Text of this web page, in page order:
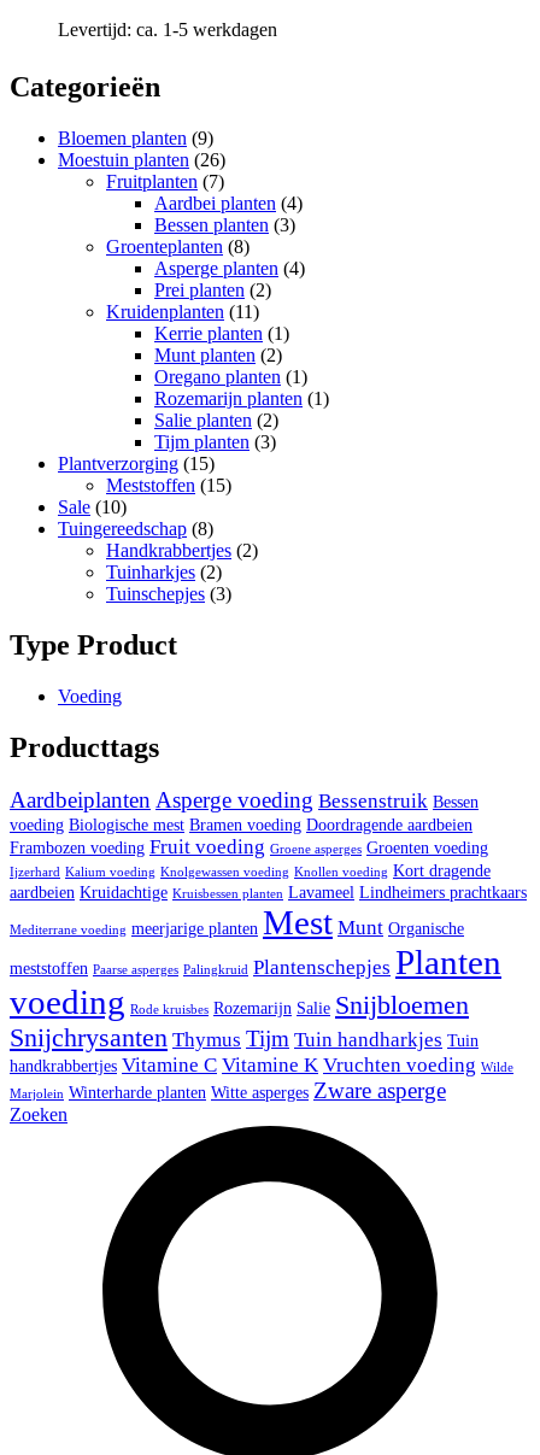
Levertijd: ca. 1-5 werkdagen
Categorieën
Bloemen planten (9)
Moestuin planten (26)
Fruitplanten (7)
Aardbei planten (4)
Bessen planten (3)
Groenteplanten (8)
Asperge planten (4)
Prei planten (2)
Kruidenplanten (11)
Kerrie planten (1)
Munt planten (2)
Oregano planten (1)
Rozemarijn planten (1)
Salie planten (2)
Tijm planten (3)
Plantverzorging (15)
Meststoffen (15)
Sale (10)
Tuingereedschap (8)
Handkrabbertjes (2)
Tuinharkjes (2)
Tuinschepjes (3)
Type Product
Voeding
Producttags
AardbeiplantenAsperge voeding Bessenstruik Bessen
voeding Biologische mest Bramen voeding Doordragende aardbeien
Frambozen voeding Fruit voeding Groene asperges Groenten voeding
Ijzerhard Kalium voeding Knolgewassen voeding Knollen voeding Kort dragende
aardbeien Kruidachtige Kruisbessen planten Lavameel Lindheimers prachtkaars
Mediterrane voeding meerjarige planten Mest Munt Organische
meststoffen Paarse asperges Palingkruid Plantenschepjes Planten
voeding Rode kruisbes Rozemarijn Salie Snijbloemen
Snijchrysanten Thymus Tijm Tuin handharkjes Tuin
handkrabbertjes Vitamine C Vitamine K Vruchten voeding Wilde
Marjolein Winterharde planten Witte asperges Zware asperge
Zoeken